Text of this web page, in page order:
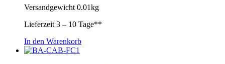
Versandgewicht 0.01kg
Lieferzeit 3 – 10 Tage**
In den Warenkorb